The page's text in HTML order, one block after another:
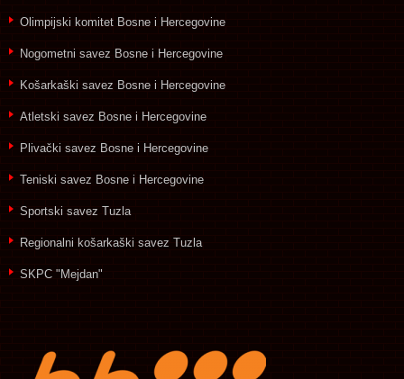
Olimpijski komitet Bosne i Hercegovine
Nogometni savez Bosne i Hercegovine
Košarkaški savez Bosne i Hercegovine
Atletski savez Bosne i Hercegovine
Plivački savez Bosne i Hercegovine
Teniski savez Bosne i Hercegovine
Sportski savez Tuzla
Regionalni košarkaški savez Tuzla
SKPC "Mejdan"